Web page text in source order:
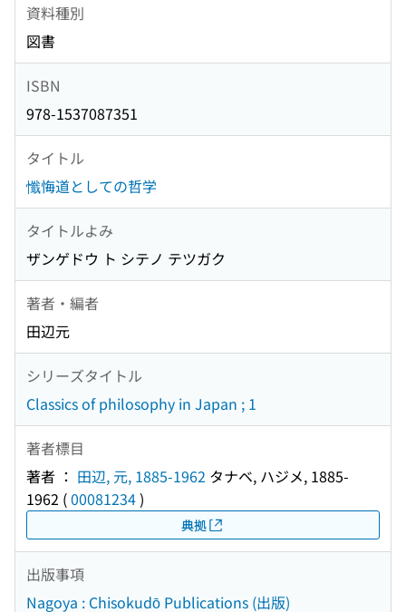
資料種別
図書
ISBN
978-1537087351
タイトル
懺悔道としての哲学
タイトルよみ
ザンゲドウ ト シテノ テツガク
著者・編者
田辺元
シリーズタイトル
Classics of philosophy in Japan ; 1
著者標目
著者 ： 田辺, 元, 1885-1962 タナベ, ハジメ, 1885-
1962 (00081234)
典拠
出版事項
Nagoya : Chisokudō Publications (出版)